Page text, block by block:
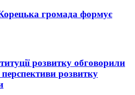
громада формує
розвитку обговорили
розвитку